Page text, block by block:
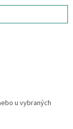
u vybraných